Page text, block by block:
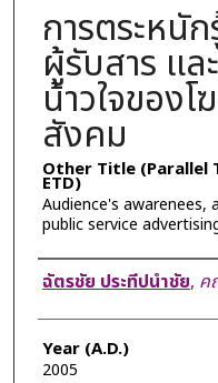
การตระหนั
ผู้รับสาร แล
น้าวใจของ
สังคม
Other Title (Parallel
ETD)
Audience's
public service
Author
ฉัตรชัย ประทีปนำชัย, ค
Year (A.D.)
2005